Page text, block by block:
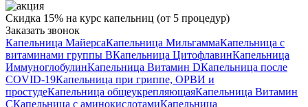
Скидка 15% на курс капельниц (от 5 процедур)
Заказать звонок
Капельница МайерсаКапельница МильгаммаКапельница с
витаминами группы BКапельница ЦитофлавинКапельница
ИммуноглобулинКапельница Витамин DКапельница после
COVID-19Капельница при гриппе, ОРВИ и
простудеКапельница общеукрепляющаяКапельница Витамин
CКапельница с аминокислотамиКапельница